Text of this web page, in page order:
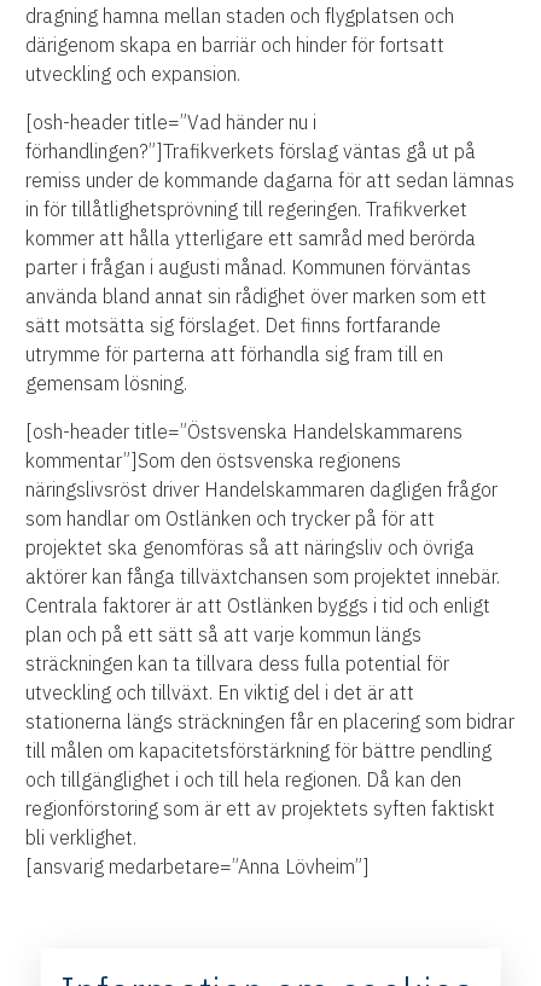
dragning hamna mellan staden och flygplatsen och
därigenom skapa en barriär och hinder för fortsatt
utveckling och expansion.
[osh-header title=”Vad händer nu i
förhandlingen?”]Trafikverkets förslag väntas gå ut på
remiss under de kommande dagarna för att sedan lämnas
in för tillåtlighetsprövning till regeringen. Trafikverket
kommer att hålla ytterligare ett samråd med berörda
parter i frågan i augusti månad. Kommunen förväntas
använda bland annat sin rådighet över marken som ett
sätt motsätta sig förslaget. Det finns fortfarande
utrymme för parterna att förhandla sig fram till en
gemensam lösning.
[osh-header title=”Östsvenska Handelskammarens
kommentar”]Som den östsvenska regionens
näringslivsröst driver Handelskammaren dagligen frågor
som handlar om Ostlänken och trycker på för att
projektet ska genomföras så att näringsliv och övriga
aktörer kan fånga tillväxtchansen som projektet innebär.
Centrala faktorer är att Ostlänken byggs i tid och enligt
plan och på ett sätt så att varje kommun längs
sträckningen kan ta tillvara dess fulla potential för
utveckling och tillväxt. En viktig del i det är att
stationerna längs sträckningen får en placering som bidrar
till målen om kapacitetsförstärkning för bättre pendling
och tillgänglighet i och till hela regionen. Då kan den
regionförstoring som är ett av projektets syften faktiskt
bli verklighet.
[ansvarig medarbetare=”Anna Lövheim”]